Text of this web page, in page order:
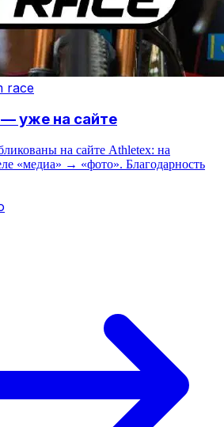
race
уже на сайте
на сайте Athletex: на
«медиа» → «фото». Благодарность